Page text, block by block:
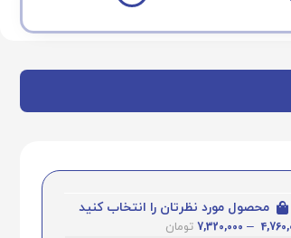
محصول مورد نظرتان را انتخاب کنید
–
7,320,000 تومان